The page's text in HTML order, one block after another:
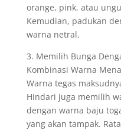
orange, pink, atau
Kemudian, padukan
warna netral.
3. Memilih Bunga
Kombinasi Warna
Warna tegas
Hindari juga memilih
dengan warna baju
yang akan tampak.